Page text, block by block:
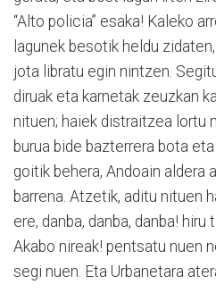
“Alto policia” esaka! Kaleko
lagunek besotik heldu
jota libratu egin nintzen.
diruak eta karnetak zeuzkan
nituen; haiek distraitzea lortu
burua bide bazterrera bota
goitik behera, Andoain aldera
barrena. Atzetik, aditu nituen
ere, danba, danba, danba!
Akabo nireak! pentsatu nuen
segi nuen. Eta Urbanetara